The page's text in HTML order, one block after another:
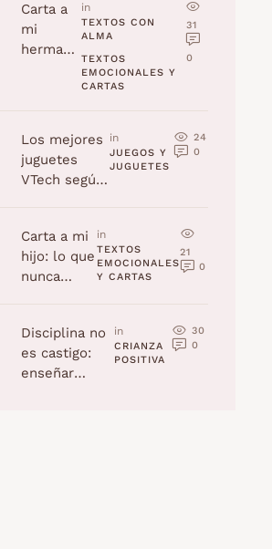
Carta a
mi
hermana
in
TEXTOS CON
ALMA
TEXTOS
EMOCIONALES Y
CARTAS
31
0
Los mejores
juguetes
VTech según
2025)
in
JUEGOS Y
JUGUETES
24
0
Carta a mi
hijo: lo que
nunca
jamás
olvidaré
in
TEXTOS
EMOCIONALES
Y CARTAS
21
0
Disciplina no
es castigo:
enseñar
in
CRIANZA
POSITIVA
30
0